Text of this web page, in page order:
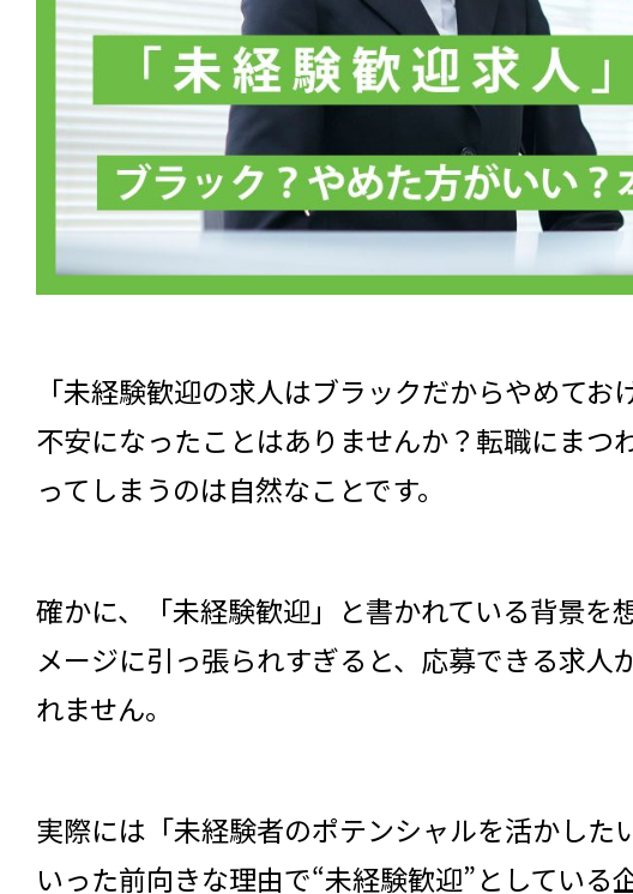
「未経験歓迎の求人はブラックだからやめて
不安になったことはありませんか？転職にま
ってしまうのは自然なことです。
確かに、「未経験歓迎」と書かれている背景を
メージに引っ張られすぎると、応募できる求
れません。
実際には「未経験者のポテンシャルを活かし
いった前向きな理由で“未経験歓迎”としてい